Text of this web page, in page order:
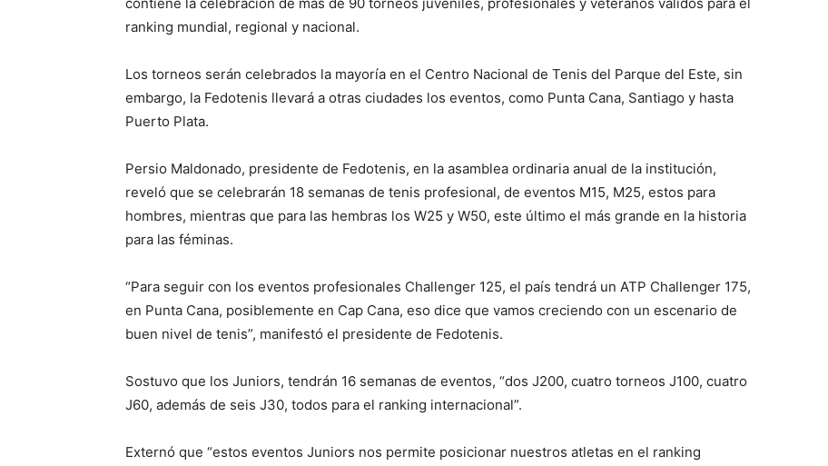
ranking mundial, regional y nacional.
Los torneos serán celebrados la mayoría en el Centro Nacional de Tenis del Parque del Este, sin
embargo, la Fedotenis llevará a otras ciudades los eventos, como Punta Cana, Santiago y hasta
Puerto Plata.
Persio Maldonado, presidente de Fedotenis, en la asamblea ordinaria anual de la institución,
reveló que se celebrarán 18 semanas de tenis profesional, de eventos M15, M25, estos para
hombres, mientras que para las hembras los W25 y W50, este último el más grande en la historia
para las féminas.
“Para seguir con los eventos profesionales Challenger 125, el país tendrá un ATP Challenger 175,
en Punta Cana, posiblemente en Cap Cana, eso dice que vamos creciendo con un escenario de
buen nivel de tenis”, manifestó el presidente de Fedotenis.
Sostuvo que los Juniors, tendrán 16 semanas de eventos, “dos J200, cuatro torneos J100, cuatro
J60, además de seis J30, todos para el ranking internacional”.
Externó que “estos eventos Juniors nos permite posicionar nuestros atletas en el ranking